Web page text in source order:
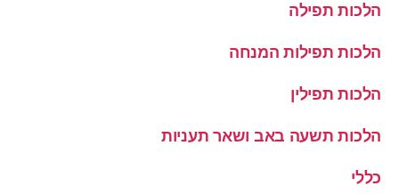
הלכות תפילה
הלכות תפילות המנחה
הלכות תפילין
הלכות תשעה באב ושאר תעניות
כללי